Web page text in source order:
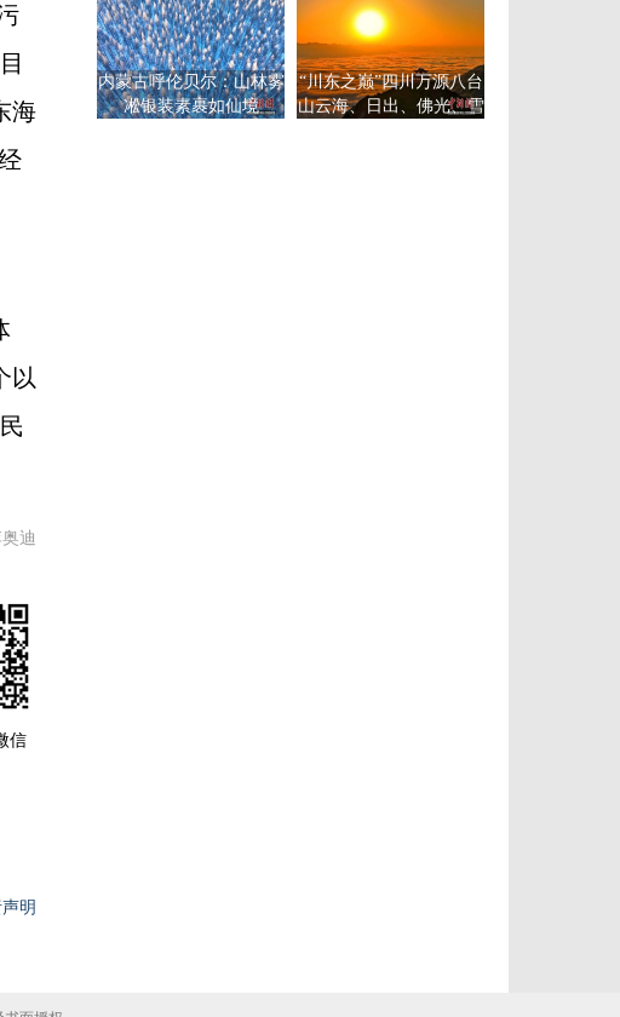
海
以
迪
信
明
内蒙古呼伦贝尔：山林雾
凇银装素裹如仙境
“川东之巅”四川万源八台
山云海、日出、佛光、雪